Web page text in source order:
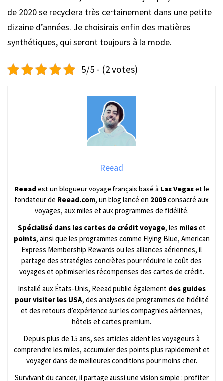
de 2020 se recyclera très certainement dans une petite
dizaine d’années. Je choisirais enfin des matières
synthétiques, qui seront toujours à la mode.
5/5 - (2 votes)
Reead
Reead est un blogueur voyage français basé à Las Vegaset le
fondateur de Reead.com, un blog lancé en 2009consacré aux
voyages, aux miles et aux programmes de fidélité.
Spécialisé dans les cartes de crédit voyage, les mileset
points, ainsi que les programmes comme Flying Blue, American
Express Membership Rewards ou les alliances aériennes, il
partage des stratégies concrètes pour réduire le coût des
voyages et optimiser les récompenses des cartes de crédit.
Installé aux États-Unis, Reead publie également des guides
pour visiter les USA, des analyses de programmes de fidélité
et des retours d’expérience sur les compagnies aériennes,
hôtels et cartes premium.
Depuis plus de 15 ans, ses articles aident les voyageurs à
comprendre les miles, accumuler des points plus rapidement et
voyager dans de meilleures conditions pour moins cher.
Survivant du cancer, il partage aussi une vision simple : profiter